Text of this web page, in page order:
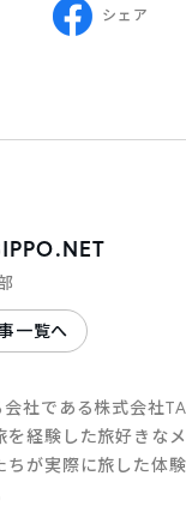
シェア
一覧へ
社である株式会社
を経験した旅好きな
ちが実際に旅した体